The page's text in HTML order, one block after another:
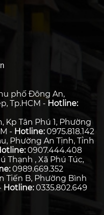
phố Đông An,
Tp.HCM - Hotline:
Kp Tân Phú 1, Phường
- Hotline:0975.818.142
Phường An Tịnh, Tỉnh
0907.444.408
Thạnh , Xã Phú Túc,
0989.669.352
Tiến B, Phường Bình
Hotline:0335.802.649